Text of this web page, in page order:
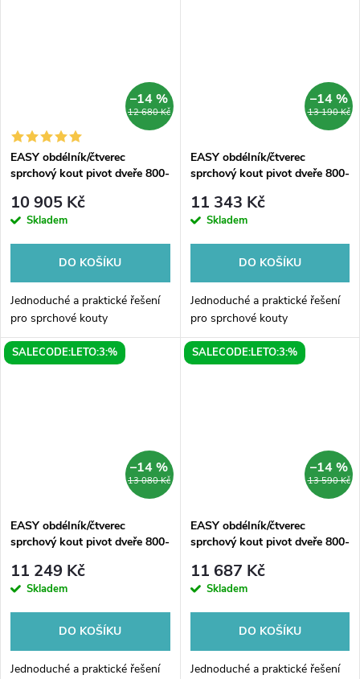
12 680 Kč
–14 %
EASY obdélník/čtverec
sprchový kout pivot dveře 800-
10 905 Kč
Skladem
DO KOŠÍKU
Jednoduché a praktické řešení
pro sprchové kouty
13 190 Kč
–14 %
EASY obdélník/čtverec
sprchový kout pivot dveře 800-
Brick
11 343 Kč
Skladem
DO KOŠÍKU
Jednoduché a praktické řešení
pro sprchové kouty
SALECODE:LETO:3:%
13 080 Kč
–14 %
EASY obdélník/čtverec
sprchový kout pivot dveře 800-
11 249 Kč
Skladem
DO KOŠÍKU
Jednoduché a praktické řešení
SALECODE:LETO:3:%
13 590 Kč
–14 %
EASY obdélník/čtverec
sprchový kout pivot dveře 800-
Brick
11 687 Kč
Skladem
DO KOŠÍKU
Jednoduché a praktické řešení